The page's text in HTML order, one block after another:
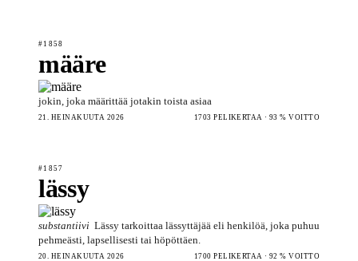
#1858
määre
jokin, joka määrittää jotakin toista asiaa
21. HEINÄKUUTA 2026 1703 PELIKERTAA · 93 % VOITTO
#1857
lässy
substantiivi Lässy tarkoittaa lässyttäjää eli henkilöä, joka puhuu
pehmeästi, lapsellisesti tai höpöttäen.
20. HEINÄKUUTA 2026 1700 PELIKERTAA · 92 % VOITTO